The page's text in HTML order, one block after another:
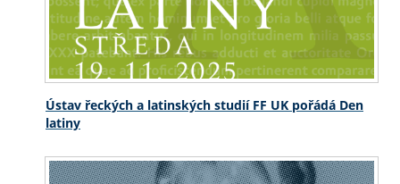
Ústav řeckých a latinských studií FF UK pořádá Den
latiny